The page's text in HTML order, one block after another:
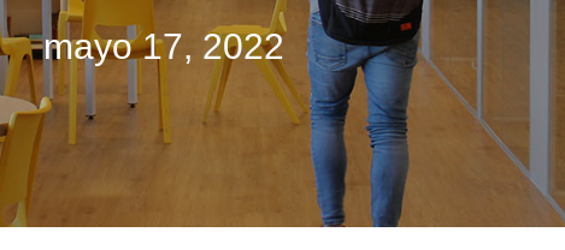
mayo 17, 2022